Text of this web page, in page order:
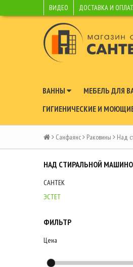
ВИДЕО ДОСТАВКА И
ВАННЫ МЕБЕЛЬ ДЛЯ
ГИГИЕНИЧЕСКИЕ И
Санфаянс Раковины Над
НАД СТИРАЛЬНОЙ
САНТЕК
ЭСТЕТ
ФИЛЬТР
Цена